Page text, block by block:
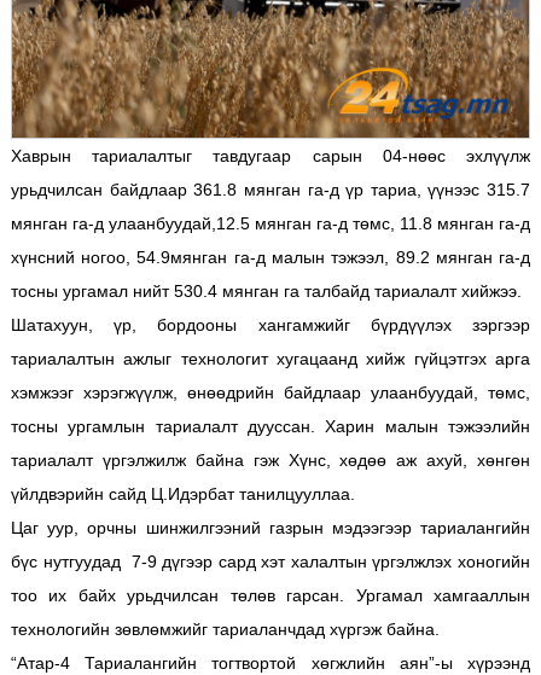
Хаврын тариалалтыг тавдугаар сарын 04-нөөс эхлүүлж
урьдчилсан байдлаар 361.8 мянган га-д үр тариа, үүнээс 315.7
мянган га-д улаанбуудай,12.5 мянган га-д төмс, 11.8 мянган га-д
хүнсний ногоо, 54.9мянган га-д малын тэжээл, 89.2 мянган га-д
тосны ургамал нийт 530.4 мянган га талбайд тариалалт хийжээ.
Шатахуун, үр, бордооны хангамжийг бүрдүүлэх зэргээр
тариалалтын ажлыг технологит хугацаанд хийж гүйцэтгэх арга
хэмжээг хэрэгжүүлж, өнөөдрийн байдлаар улаанбуудай, төмс,
тосны ургамлын тариалалт дууссан. Харин малын тэжээлийн
тариалалт үргэлжилж байна гэж Хүнс, хөдөө аж ахуй, хөнгөн
үйлдвэрийн сайд Ц.Идэрбат танилцууллаа.
Цаг уур, орчны шинжилгээний газрын мэдээгээр тариалангийн
бүс нутгуудад 7-9 дүгээр сард хэт халалтын үргэлжлэх хоногийн
тоо их байх урьдчилсан төлөв гарсан. Ургамал хамгааллын
технологийн зөвлөмжийг тариаланчдад хүргэж байна.
“Атар-4 Тариалангийн тогтвортой хөгжлийн аян”-ы хүрээнд